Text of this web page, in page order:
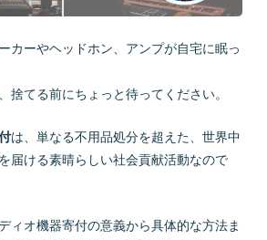
シーポリシー お問い合わせ
カーやヘッドホン、アンプが自宅に眠っ
捨てる前にちょっと待ってください。
は、単なる不用品処分を超えた、世界中
届ける素晴らしい社会貢献活動なので
ィオ機器寄付の意義から具体的な方法ま